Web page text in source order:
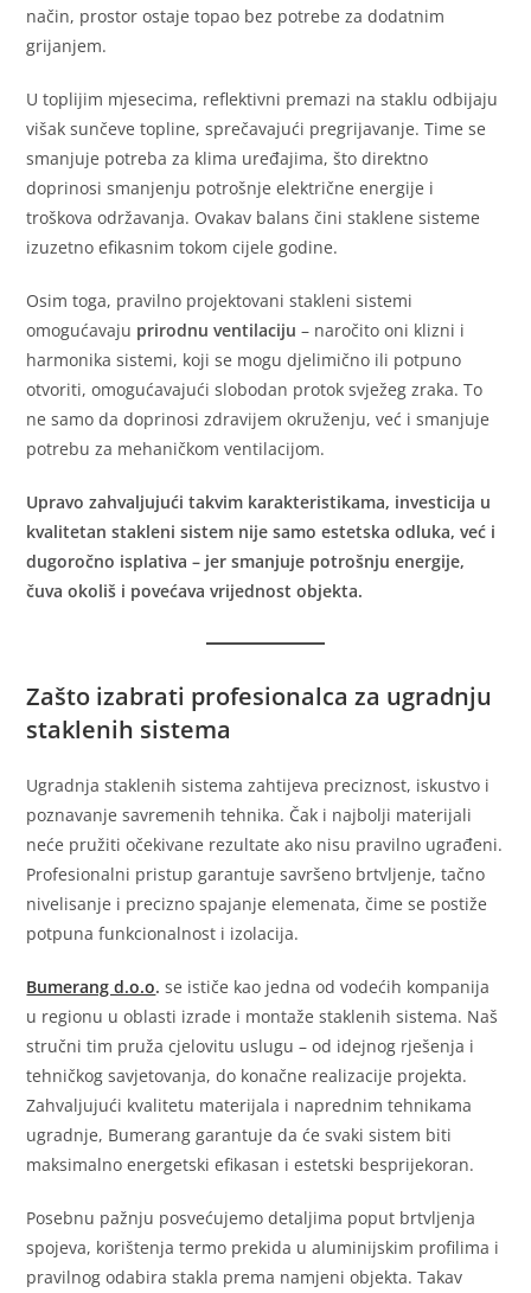
način, prostor ostaje topao bez potrebe za dodatnim
grijanjem.
U toplijim mjesecima, reflektivni premazi na staklu odbijaju
višak sunčeve topline, sprečavajući pregrijavanje. Time se
smanjuje potreba za klima uređajima, što direktno
doprinosi smanjenju potrošnje električne energije i
troškova održavanja. Ovakav balans čini staklene sisteme
izuzetno efikasnim tokom cijele godine.
Osim toga, pravilno projektovani stakleni sistemi
omogućavaju prirodnu ventilaciju – naročito oni klizni i
harmonika sistemi, koji se mogu djelimično ili potpuno
otvoriti, omogućavajući slobodan protok svježeg zraka. To
ne samo da doprinosi zdravijem okruženju, već i smanjuje
potrebu za mehaničkom ventilacijom.
Upravo zahvaljujući takvim karakteristikama, investicija u
kvalitetan stakleni sistem nije samo estetska odluka, već i
dugoročno isplativa – jer smanjuje potrošnju energije,
čuva okoliš i povećava vrijednost objekta.
Zašto izabrati profesionalca za ugradnju
staklenih sistema
Ugradnja staklenih sistema zahtijeva preciznost, iskustvo i
poznavanje savremenih tehnika. Čak i najbolji materijali
neće pružiti očekivane rezultate ako nisu pravilno ugrađeni.
Profesionalni pristup garantuje savršeno brtvljenje, tačno
nivelisanje i precizno spajanje elemenata, čime se postiže
potpuna funkcionalnost i izolacija.
Bumerang d.o.o. se ističe kao jedna od vodećih kompanija
u regionu u oblasti izrade i montaže staklenih sistema. Naš
stručni tim pruža cjelovitu uslugu – od idejnog rješenja i
tehničkog savjetovanja, do konačne realizacije projekta.
Zahvaljujući kvalitetu materijala i naprednim tehnikama
ugradnje, Bumerang garantuje da će svaki sistem biti
maksimalno energetski efikasan i estetski besprijekoran.
Posebnu pažnju posvećujemo detaljima poput brtvljenja
spojeva, korištenja termo prekida u aluminijskim profilima i
pravilnog odabira stakla prema namjeni objekta. Takav